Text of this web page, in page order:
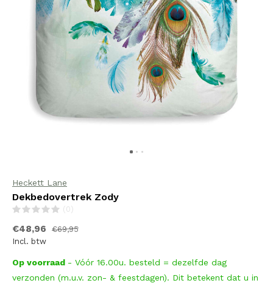
Heckett Lane
Dekbedovertrek Zody
(0)
€48,96
€69,95
Incl. btw
Op voorraad - Vóór 16.00u. besteld = dezelfde dag
verzonden (m.u.v. zon- & feestdagen). Dit betekent dat u in